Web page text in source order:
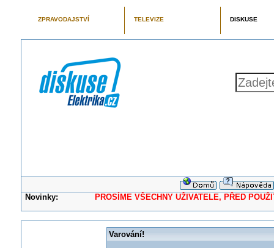
ZPRAVODAJSTVÍ TELEVIZE DISKUSE
Novinky: PROSÍME VŠECHNY UŽIVATELE, PŘED
Varování!